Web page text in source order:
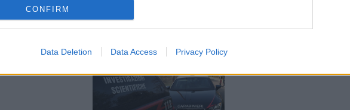
CONFIRM
Data Deletion Data Access Privacy Policy